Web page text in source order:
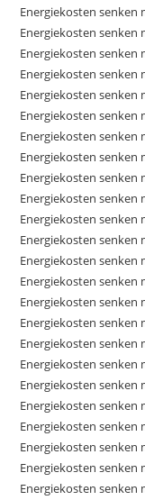
Energiekosten
Energiekosten
Energiekosten
Energiekosten
Energiekosten
Energiekosten
Energiekosten
Energiekosten
Energiekosten
Energiekosten
Energiekosten
Energiekosten
Energiekosten
Energiekosten senken
Energiekosten senken
Energiekosten
Energiekosten
Energiekosten senken
Energiekosten senken
Energiekosten senken
Energiekosten senken
Energiekosten senken
Energiekosten senken
Energiekosten senken